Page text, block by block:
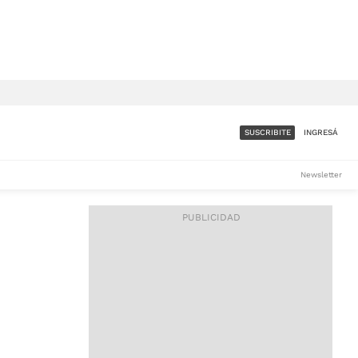
ACCESO FULL - $1.800/MES
SUSCRIBITE INGRESÁ
Newsletter